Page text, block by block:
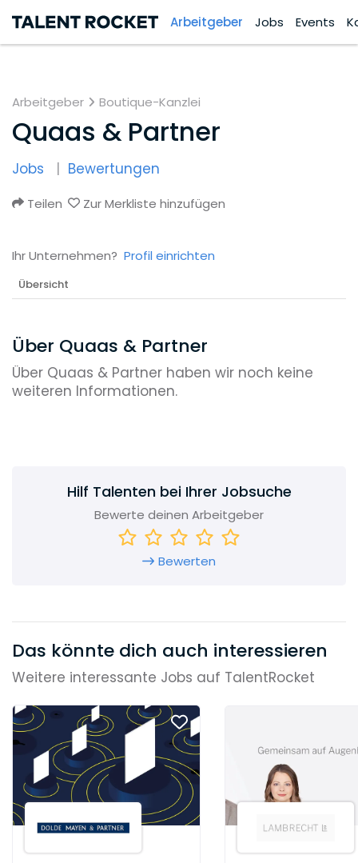
Arbeitgeber Jobs Events
Arbeitgeber Boutique-Kanzlei
Quaas & Partner
Jobs Bewertungen
Teilen Zur Merkliste hinzufügen
Ihr Unternehmen? Profil einrichten
Übersicht
Über Quaas & Partner
Über Quaas & Partner haben wir noch keine
weiteren Informationen.
Hilf Talenten bei Ihrer Jobsuche
Bewerte deinen Arbeitgeber
Bewerten
Das könnte dich auch interessieren
Weitere interessante Jobs auf TalentRocket